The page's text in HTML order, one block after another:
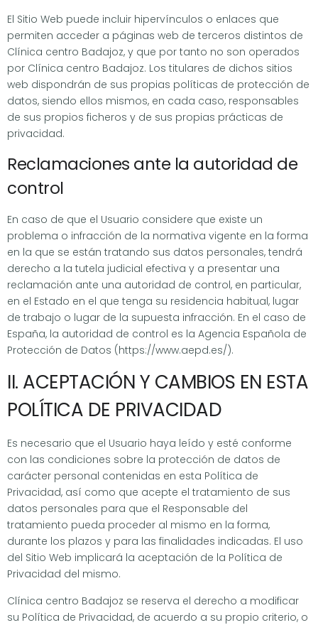
El Sitio Web puede incluir hipervínculos o enlaces que
permiten acceder a páginas web de terceros distintos de
Clínica centro Badajoz, y que por tanto no son operados
por Clínica centro Badajoz. Los titulares de dichos sitios
web dispondrán de sus propias políticas de protección de
datos, siendo ellos mismos, en cada caso, responsables
de sus propios ficheros y de sus propias prácticas de
privacidad.
Reclamaciones ante la autoridad de
control
En caso de que el Usuario considere que existe un
problema o infracción de la normativa vigente en la forma
en la que se están tratando sus datos personales, tendrá
derecho a la tutela judicial efectiva y a presentar una
reclamación ante una autoridad de control, en particular,
en el Estado en el que tenga su residencia habitual, lugar
de trabajo o lugar de la supuesta infracción. En el caso de
España, la autoridad de control es la Agencia Española de
Protección de Datos (https://www.aepd.es/).
II. ACEPTACIÓN Y CAMBIOS EN ESTA
POLÍTICA DE PRIVACIDAD
Es necesario que el Usuario haya leído y esté conforme
con las condiciones sobre la protección de datos de
carácter personal contenidas en esta Política de
Privacidad, así como que acepte el tratamiento de sus
datos personales para que el Responsable del
tratamiento pueda proceder al mismo en la forma,
durante los plazos y para las finalidades indicadas. El uso
del Sitio Web implicará la aceptación de la Política de
Privacidad del mismo.
Clínica centro Badajoz se reserva el derecho a modificar
su Política de Privacidad, de acuerdo a su propio criterio, o